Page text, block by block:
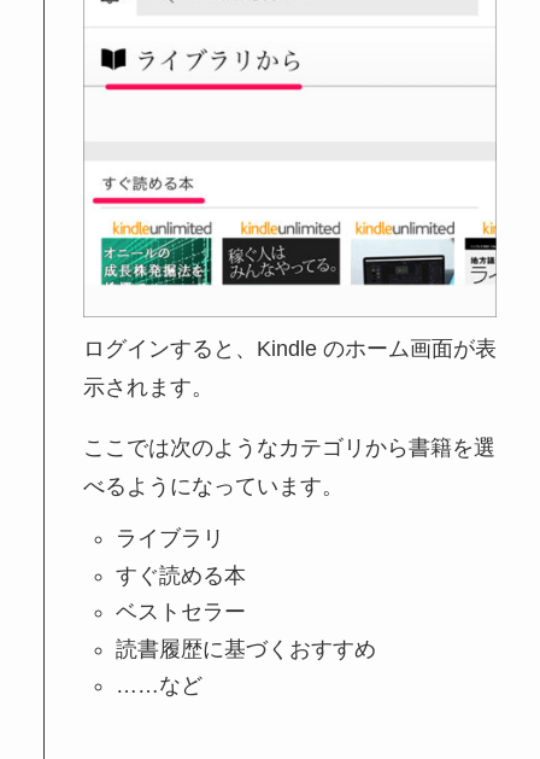
ログインすると、Kindle のホーム画面が表
示されます。
ここでは次のようなカテゴリから書籍を選
べるようになっています。
ライブラリ
すぐ読める本
ベストセラー
読書履歴に基づくおすすめ
……など